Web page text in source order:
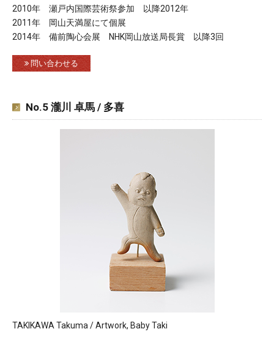
2010年 瀬戸内国際芸術祭参加 以降2012年
2011年 岡山天満屋にて個展
2014年 備前陶心会展 NHK岡山放送局長賞 以降3回
問い合わせる
No.5 瀧川 卓馬 / 多喜
TAKIKAWA Takuma / Artwork, Baby Taki